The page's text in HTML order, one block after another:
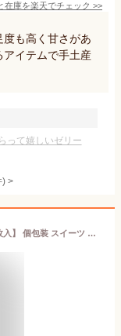
在庫を楽天でチェック >>
も高く甘さがあ
アイテムで手土産
って嬉しいゼリー
) >
お菓子 ギフト【メープルバタークッキー32枚入】 個包装 スイーツ ギフト クッキー プレゼント 焼き菓子 洋菓子 内祝い お祝い 出産祝い 結婚内祝い お礼 可愛い おしゃれ 退職 ザ・メープルマニア 夏ギフト 暑中見舞い